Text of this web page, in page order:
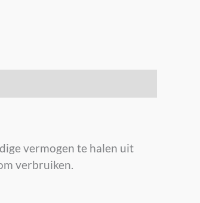
vermogen te halen uit
verbruiken.